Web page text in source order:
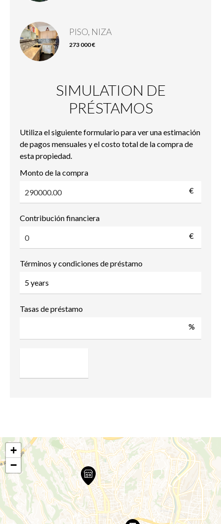
PISO, NIZA
273 000 €
SIMULATION DE
PRÉSTAMOS
Utiliza el siguiente formulario para ver una estimación
de pagos mensuales y el costo total de la compra de
esta propiedad.
Monto de la compra
€
Contribución financiera
€
Términos y condiciones de préstamo
Tasas de préstamo
%
+
−